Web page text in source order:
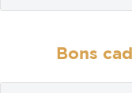
Bons